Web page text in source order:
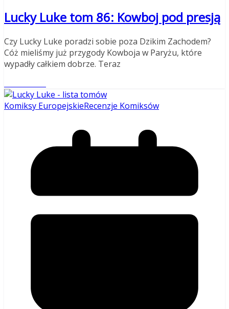
Lucky Luke tom 86: Kowboj pod presją
Czy Lucky Luke poradzi sobie poza Dzikim Zachodem?
Cóż mieliśmy już przygody Kowboja w Paryżu, które
wypadły całkiem dobrze. Teraz
Komiksy EuropejskieRecenzje Komiksów